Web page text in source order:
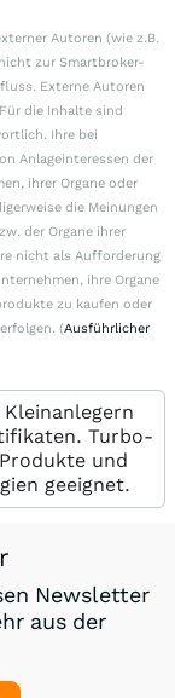
Autoren (wie z.B.
zur Smartbroker-
Externe Autoren
die Inhalte sind
Ihre bei
Anlageinteressen der
ihrer Organe oder
die Meinungen
der Organe ihrer
nicht als Aufforderung
ihre Organe
zu kaufen oder
(Ausführlicher
Turbo-
und
geeignet.
Newsletter
aus der